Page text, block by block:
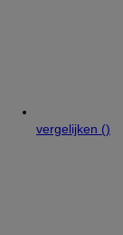
vergelijken ()